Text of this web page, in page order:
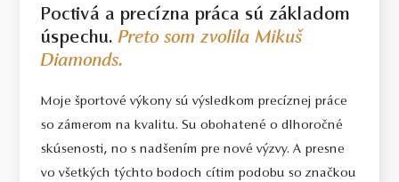
Poctivá a precízna práca sú základom
úspechu.Preto som zvolila Mikuš
Diamonds.
Moje športové výkony sú výsledkom precíznej práce
so zámerom na kvalitu. Su obohatené o dlhoročné
skúsenosti, no s nadšením pre nové výzvy. A presne
vo všetkých týchto bodoch cítim podobu so značkou